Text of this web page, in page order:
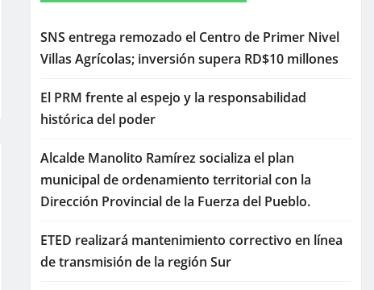
SNS entrega remozado el Centro de Primer Nivel
Villas Agrícolas; inversión supera RD$10 millones
El PRM frente al espejo y la responsabilidad
histórica del poder
Alcalde Manolito Ramírez socializa el plan
municipal de ordenamiento territorial con la
Dirección Provincial de la Fuerza del Pueblo.
ETED realizará mantenimiento correctivo en línea
de transmisión de la región Sur